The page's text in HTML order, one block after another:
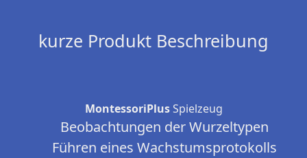
kurze Produkt Beschreibung
MontessoriPlusSpielzeug
Beobachtungen der Wurzeltypen
Führen eines Wachstumsprotokolls